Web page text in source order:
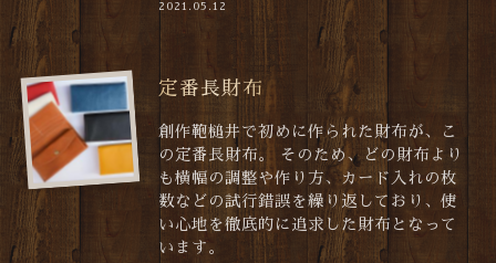
2021.05.12
定番長財布
創作鞄槌井で初めに作られた財布が、こ
の定番長財布。 そのため、どの財布より
も横幅の調整や作り方、カード入れの枚
数などの試行錯誤を繰り返しており、使
い心地を徹底的に追求した財布となって
います。